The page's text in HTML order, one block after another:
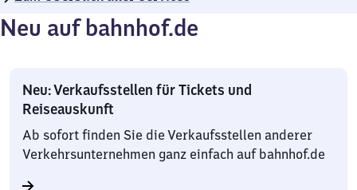
Neu auf bahnhof.de
Neu: Verkaufsstellen für Tickets und
Reiseauskunft
Ab sofort finden Sie die Verkaufsstellen anderer
Verkehrsunternehmen ganz einfach auf bahnhof.de